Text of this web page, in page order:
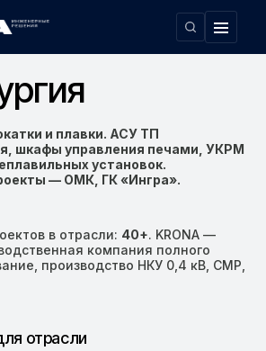
применения Металлургия
и плавки. АСУ ТП
шкафы управления печами, УКРМ
установок.
— ОМК, ГК «Ингра».
в отрасли: 40+. KRONA —
компания полного
производство НКУ 0,4 кВ, СМР,
отрасли